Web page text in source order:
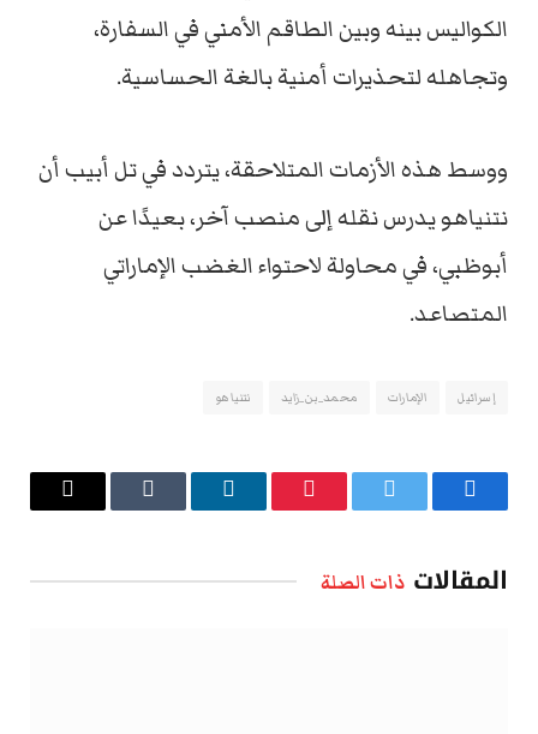
الكواليس بينه وبين الطاقم الأمني في السفارة،
وتجاهله لتحذيرات أمنية بالغة الحساسية.
ووسط هذه الأزمات المتلاحقة، يتردد في تل أبيب أن
نتنياهو يدرس نقله إلى منصب آخر، بعيدًا عن
أبوظبي، في محاولة لاحتواء الغضب الإماراتي
المتصاعد.
إسرائيل الإمارات محمد_بن_زايد نتنياهو
فيسبوك تويتر بينتيريستلينكدإن Tumblr
البريد
المقالات ذات الصلة